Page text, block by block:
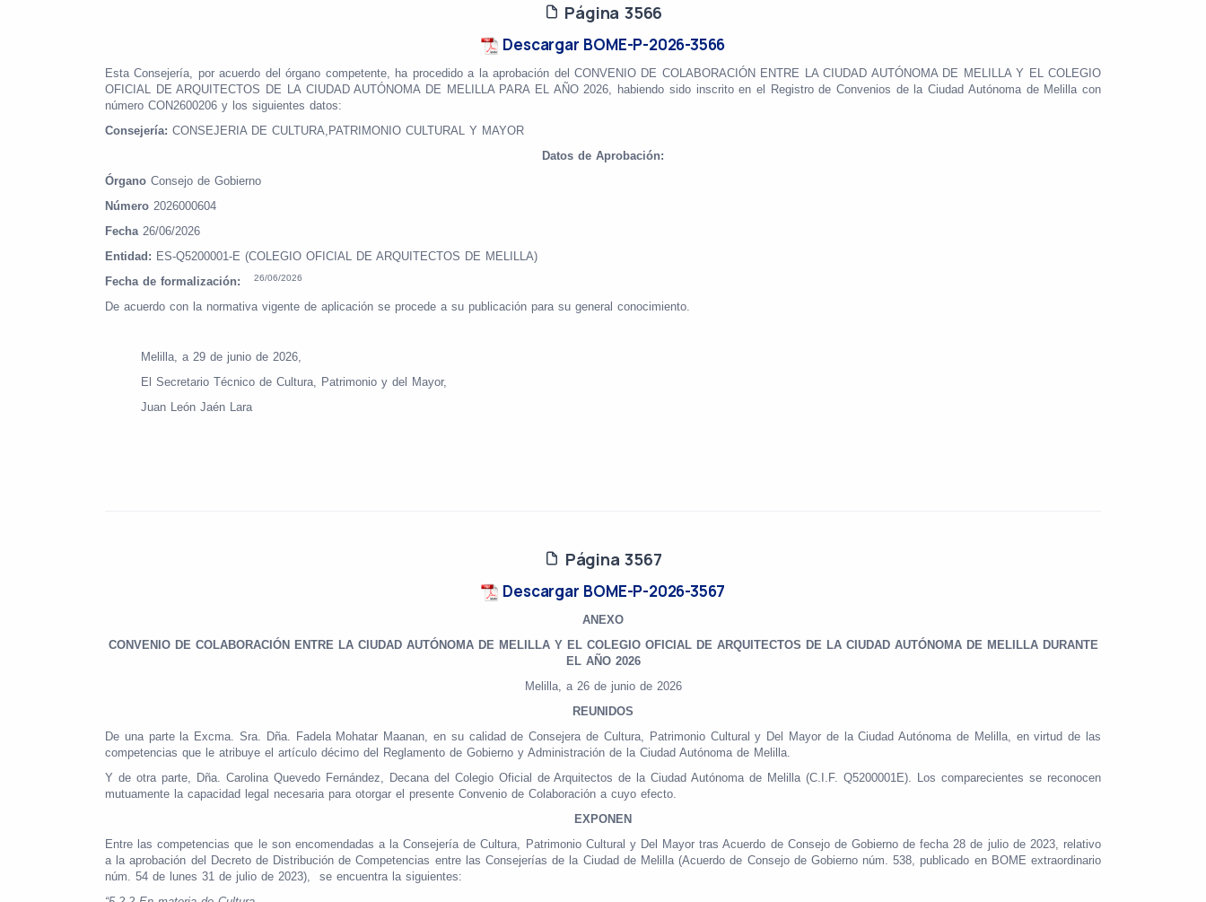
Página 3566
Descargar BOME-P-2026-3566
Esta Consejería, por acuerdo del órgano competente, ha procedido a la aprobación del CONVENIO DE COLABORACIÓN ENTRE LA CIUDAD AUTÓNOMA DE MELILLA Y EL COLEGIO
OFICIAL DE ARQUITECTOS DE LA CIUDAD AUTÓNOMA DE MELILLA PARA EL AÑO 2026, habiendo sido inscrito en el Registro de Convenios de la Ciudad Autónoma de Melilla con
número CON2600206 y los siguientes datos:
Consejería: CONSEJERIA DE CULTURA,PATRIMONIO CULTURAL Y MAYOR
Datos de Aprobación:
Órgano Consejo de Gobierno
Número 2026000604
Fecha 26/06/2026
Entidad: ES-Q5200001-E (COLEGIO OFICIAL DE ARQUITECTOS DE MELILLA)
Fecha de formalización:
26/06/2026
De acuerdo con la normativa vigente de aplicación se procede a su publicación para su general conocimiento.
Melilla, a 29 de junio de 2026,
El Secretario Técnico de Cultura, Patrimonio y del Mayor,
Juan León Jaén Lara
Página 3567
Descargar BOME-P-2026-3567
ANEXO
CONVENIO DE COLABORACIÓN ENTRE LA CIUDAD AUTÓNOMA DE MELILLA Y EL COLEGIO OFICIAL DE ARQUITECTOS DE LA CIUDAD AUTÓNOMA DE MELILLA DURANTE
EL AÑO 2026
Melilla, a 26 de junio de 2026
REUNIDOS
De una parte la Excma. Sra. Dña. Fadela Mohatar Maanan, en su calidad de Consejera de Cultura, Patrimonio Cultural y Del Mayor de la Ciudad Autónoma de Melilla, en virtud de las
competencias que le atribuye el artículo décimo del Reglamento de Gobierno y Administración de la Ciudad Autónoma de Melilla.
Y de otra parte, Dña. Carolina Quevedo Fernández, Decana del Colegio Oficial de Arquitectos de la Ciudad Autónoma de Melilla (C.I.F. Q5200001E). Los comparecientes se reconocen
mutuamente la capacidad legal necesaria para otorgar el presente Convenio de Colaboración a cuyo efecto.
EXPONEN
Entre las competencias que le son encomendadas a la Consejería de Cultura, Patrimonio Cultural y Del Mayor tras Acuerdo de Consejo de Gobierno de fecha 28 de julio de 2023, relativo
a la aprobación del Decreto de Distribución de Competencias entre las Consejerías de la Ciudad de Melilla (Acuerdo de Consejo de Gobierno núm. 538, publicado en BOME extraordinario
núm. 54 de lunes 31 de julio de 2023), se encuentra la siguientes: